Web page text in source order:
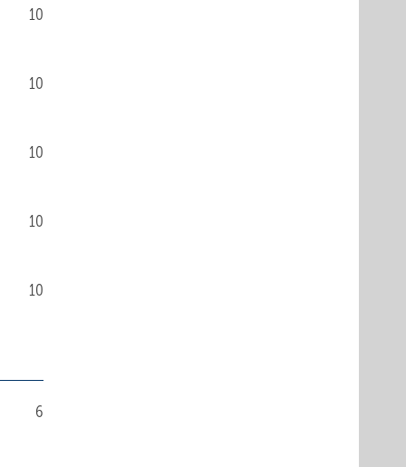
10
10
10
10
10
6